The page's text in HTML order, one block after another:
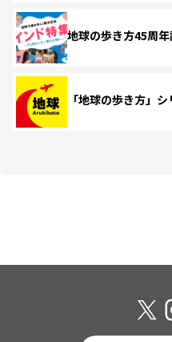
地球の歩き方45周
「地球の歩き方」